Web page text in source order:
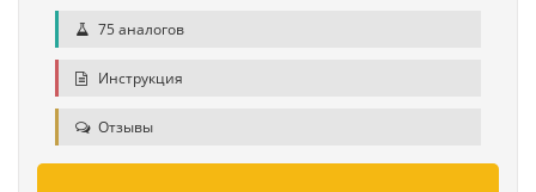
75 аналогов
Инструкция
Отзывы